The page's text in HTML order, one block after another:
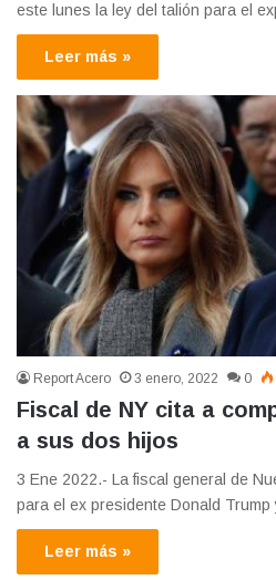
este lunes la ley del talión para el
Leer más »
Report Acero 3 enero, 2022 0
Fiscal de NY cita a
a sus dos hijos
3 Ene 2022.- La fiscal general de
para el ex presidente Donald
Leer más »